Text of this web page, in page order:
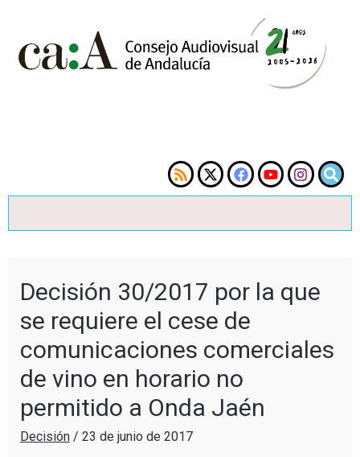
Decisión 30/2017 por la que
se requiere el cese de
comunicaciones comerciales
de vino en horario no
permitido a Onda Jaén
Decisión/ 23 de junio de 2017